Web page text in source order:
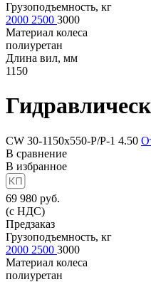
Грузоподъемность, кг
2000 2500 3000
Материал колеса
полиуретан
Длина вил, мм
1150
CW 30-1150x550-P/P-1 4.50
В сравнение
В избранное
69 980 руб.
(с НДС)
Предзаказ
Грузоподъемность, кг
2000 2500 3000
Материал колеса
полиуретан